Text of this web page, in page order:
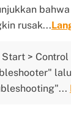
bahwa
rusak...
Start > Control
lalu